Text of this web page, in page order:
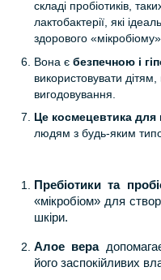
складі пробіотиків,
лактобактерії, які
здорового
Вона є безпечною і
використовувати дітям,
вигодовування.
Це космецевтика для
людям з будь-яким
Пребіотики та
«мікробіом» для
шкіри.
Алое вера
його заспокійливих